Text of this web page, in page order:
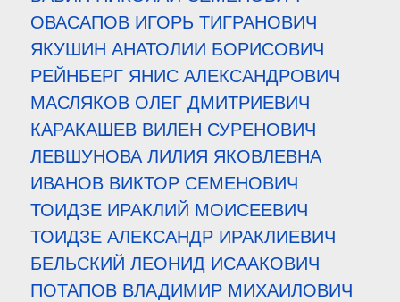
ОВАСАПОВ ИГОРЬ ТИГРАНОВИЧ
ЯКУШИН АНАТОЛИИ БОРИСОВИЧ
РЕЙНБЕРГ ЯНИС АЛЕКСАНДРОВИЧ
МАСЛЯКОВ ОЛЕГ ДМИТРИЕВИЧ
КАРАКАШЕВ ВИЛЕН СУРЕНОВИЧ
ЛЕВШУНОВА ЛИЛИЯ ЯКОВЛЕВНА
ИВАНОВ ВИКТОР СЕМЕНОВИЧ
ТОИДЗЕ ИРАКЛИЙ МОИСЕЕВИЧ
ТОИДЗЕ АЛЕКСАНДР ИРАКЛИЕВИЧ
БЕЛЬСКИЙ ЛЕОНИД ИСААКОВИЧ
ПОТАПОВ ВЛАДИМИР МИХАИЛОВИЧ